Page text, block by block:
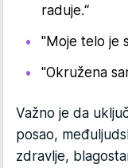
raduje.“
"Moje telo je
"Okružena
Važno je da
posao,
zdravlje,